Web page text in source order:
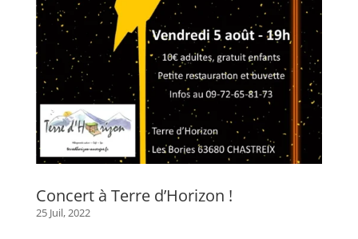
Concert à Terre d’Horizon !
25 Juil, 2022